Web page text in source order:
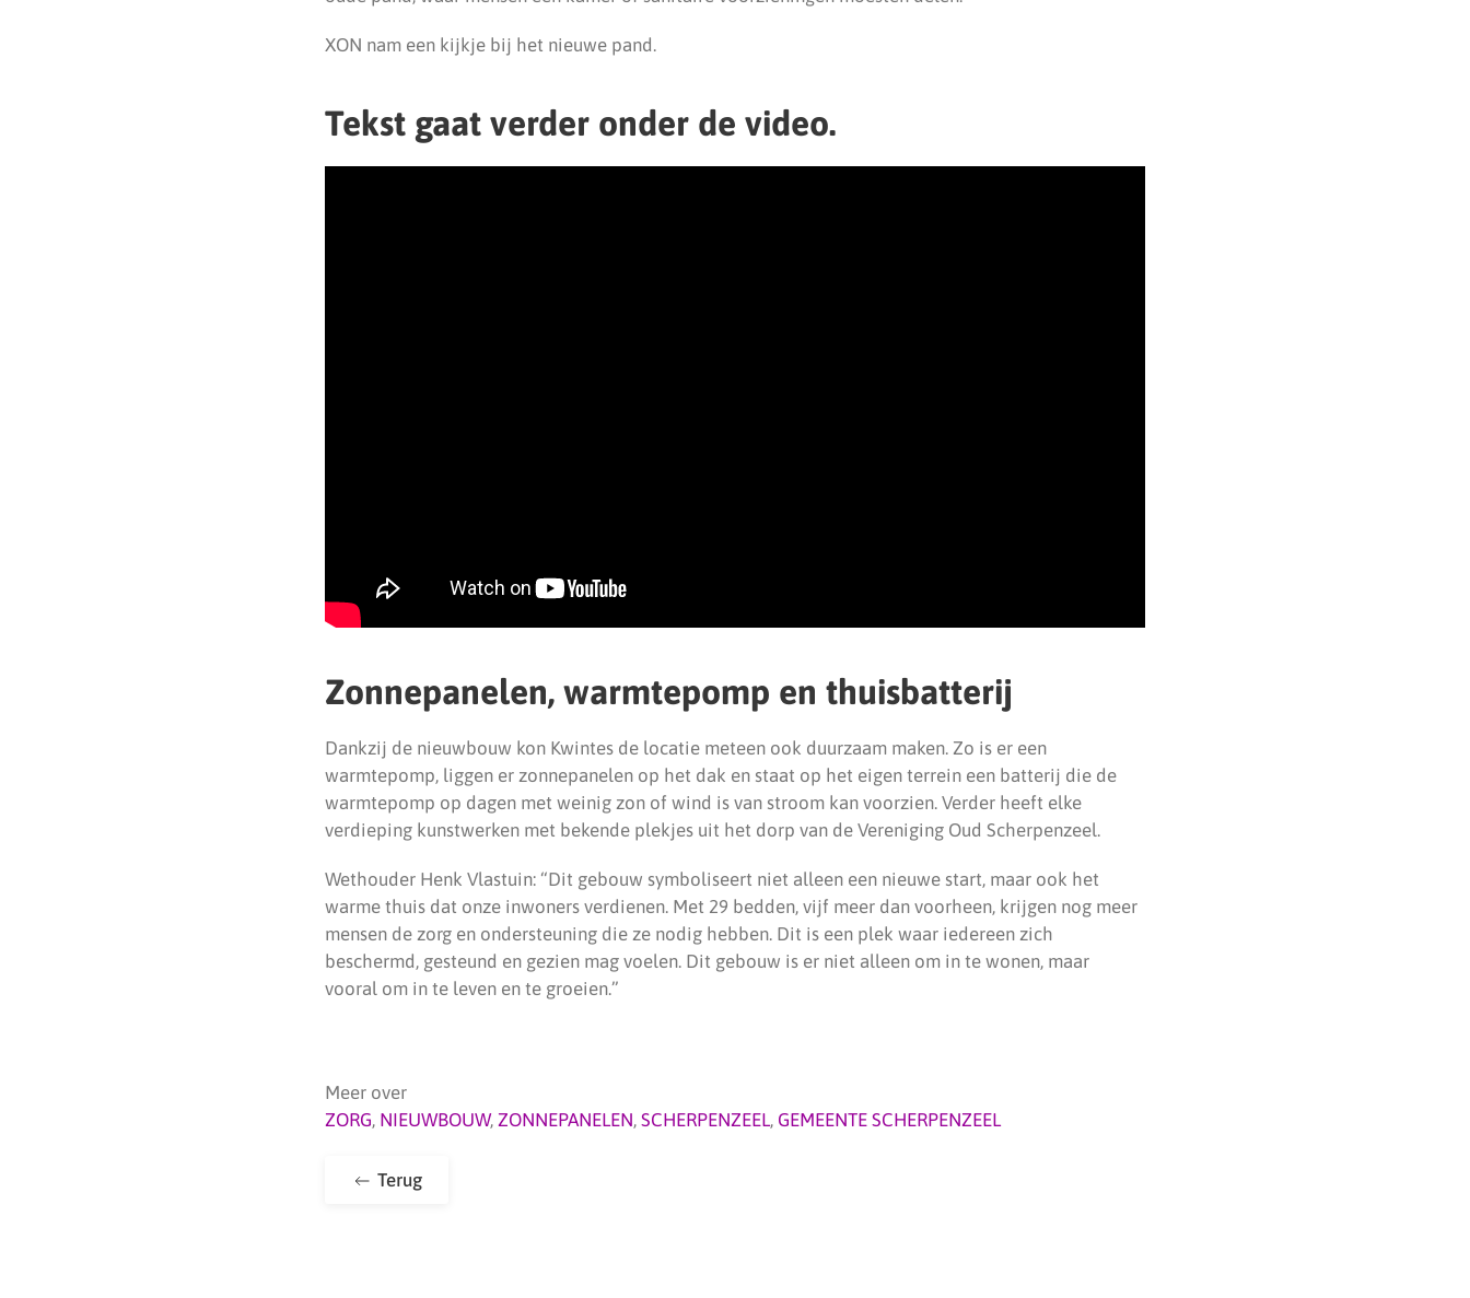
XON nam een kijkje bij het nieuwe pand.
Tekst gaat verder onder de video.
Zonnepanelen, warmtepomp en thuisbatterij
Dankzij de nieuwbouw kon Kwintes de locatie meteen ook duurzaam maken. Zo is er een
warmtepomp, liggen er zonnepanelen op het dak en staat op het eigen terrein een batterij die de
warmtepomp op dagen met weinig zon of wind is van stroom kan voorzien. Verder heeft elke
verdieping kunstwerken met bekende plekjes uit het dorp van de Vereniging Oud Scherpenzeel.
Wethouder Henk Vlastuin: “Dit gebouw symboliseert niet alleen een nieuwe start, maar ook het
warme thuis dat onze inwoners verdienen. Met 29 bedden, vijf meer dan voorheen, krijgen nog meer
mensen de zorg en ondersteuning die ze nodig hebben. Dit is een plek waar iedereen zich
beschermd, gesteund en gezien mag voelen. Dit gebouw is er niet alleen om in te wonen, maar
vooral om in te leven en te groeien.”
Meer over
ZORG, NIEUWBOUW, ZONNEPANELEN, SCHERPENZEEL, GEMEENTE SCHERPENZEEL
Terug